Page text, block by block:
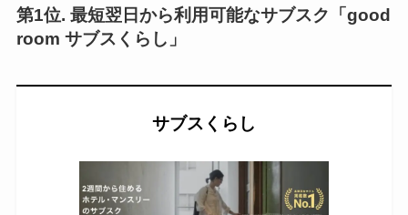
第1位. 最短翌日から利用可能なサブスク「good
room サブスくらし」
サブスくらし